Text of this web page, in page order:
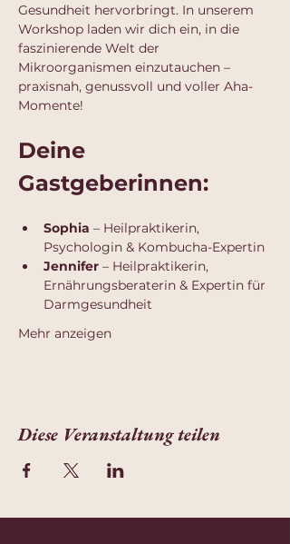
Gesundheit hervorbringt. In unserem
Workshop laden wir dich ein, in die
faszinierende Welt der
Mikroorganismen einzutauchen –
praxisnah, genussvoll und voller Aha-
Momente!
Deine
Gastgeberinnen:
Sophia – Heilpraktikerin,
Psychologin & Kombucha-Expertin
Jennifer – Heilpraktikerin,
Ernährungsberaterin & Expertin für
Darmgesundheit
Mehr anzeigen
Diese Veranstaltung teilen